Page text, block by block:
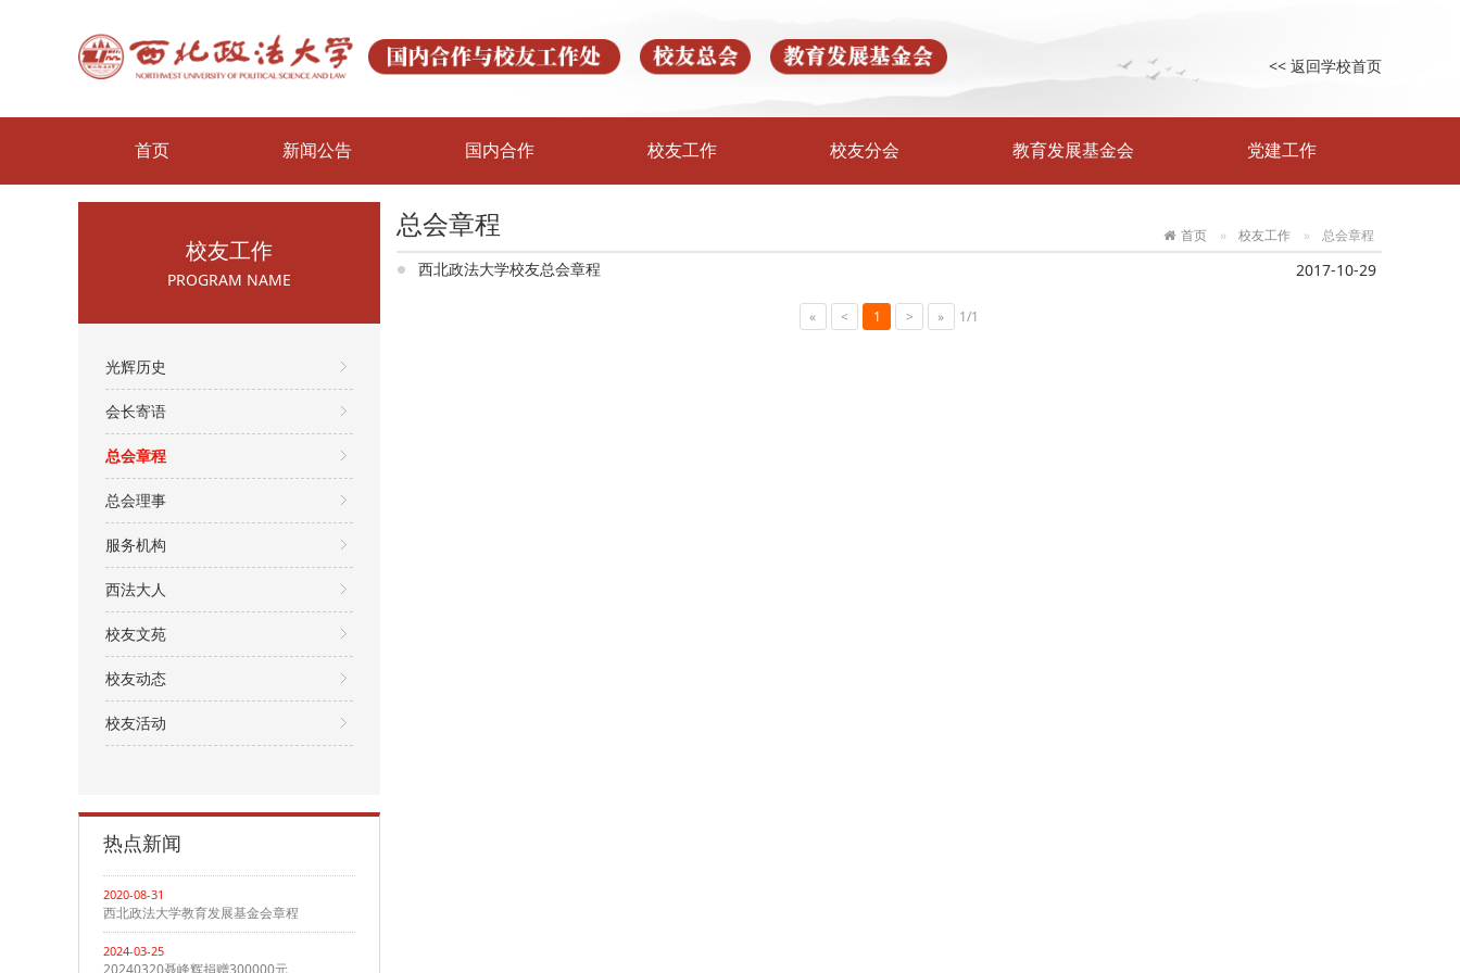
<< 返回学校首页
首页 新闻公告 国内合作 校友工作 校友分会 教育发展基金会 党建工作
校友工作
PROGRAM NAME
光辉历史
会长寄语
总会章程
总会理事
服务机构
西法大人
校友文苑
校友动态
校友活动
热点新闻
2020-08-31
西北政法大学教育发展基金会章程
2024-03-25
20240320聂峰辉捐赠300000元
首页 校友工作 总会章程
总会章程
西北政法大学校友总会章程 2017-10-29
« < 1 > » 1/1